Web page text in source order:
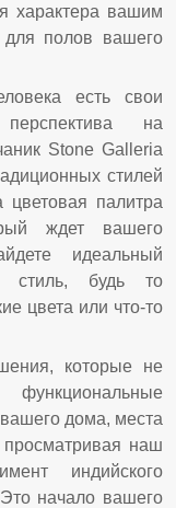
характера вашим
для полов вашего
есть свои
на
Stone Galleria
стилей
палитра
ждет вашего
идеальный
стиль, будь то
цвета или что-то
которые не
дома, места
наш
индийского
начало вашего